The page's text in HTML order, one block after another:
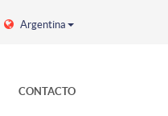
Argentina
CONTACTO